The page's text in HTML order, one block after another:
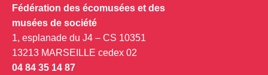
Fédération des écomusées et des
musées de société
1, esplanade du J4 – CS 10351
13213 MARSEILLE cedex 02
04 84 35 14 87